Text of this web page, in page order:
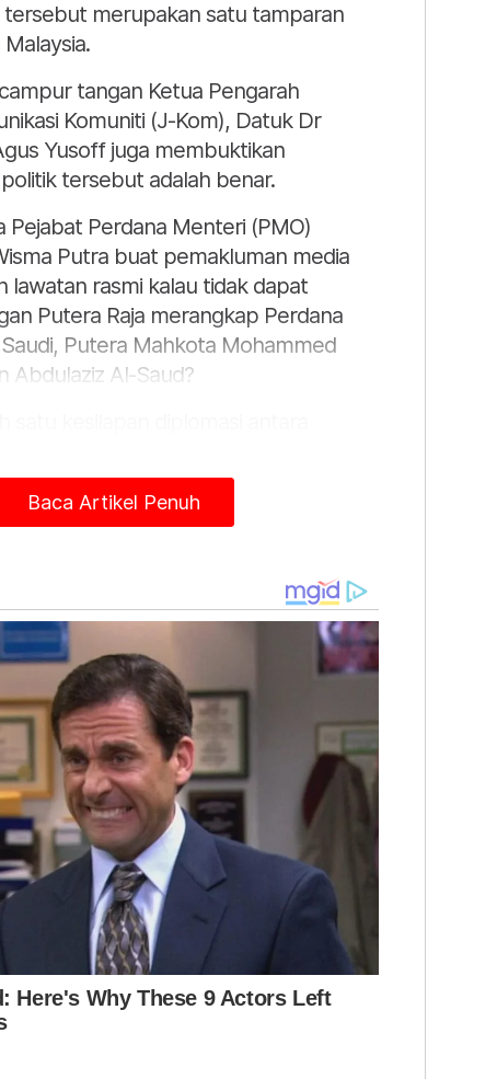
tersebut merupakan satu tamparan
tangan Ketua Pengarah
Komuniti (J-Kom), Datuk Dr
Yusoff juga membuktikan
tersebut adalah benar.
Pejabat Perdana Menteri (PMO)
Putra buat pemakluman media
lawatan rasmi kalau tidak dapat
Putera Raja merangkap Perdana
Putera Mahkota Mohammed
Abdulaziz Al-Saud?
(orang yang mempertahankan)
rasmi kenegaraan, boleh belajar
ahli Parlimen Pagoh ketika beliau
pada 2021,” katanya dalam
pada Ahad.
Anwar dijadual mengadakan
buat julung kali ke Arab Saudi
Baca Artikel Penuh